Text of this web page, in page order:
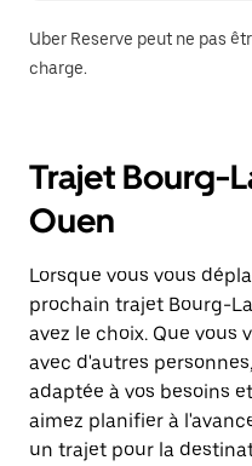
calendrier.
Uber Reserve peut ne pas
charge.
Trajet Bourg-
Ouen
Lorsque vous vous
prochain trajet Bourg-
avez le choix. Que vous
avec d'autres
adaptée à vos besoins
aimez planifier à
un trajet pour la